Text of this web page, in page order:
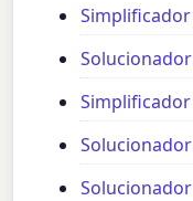
Simplificador